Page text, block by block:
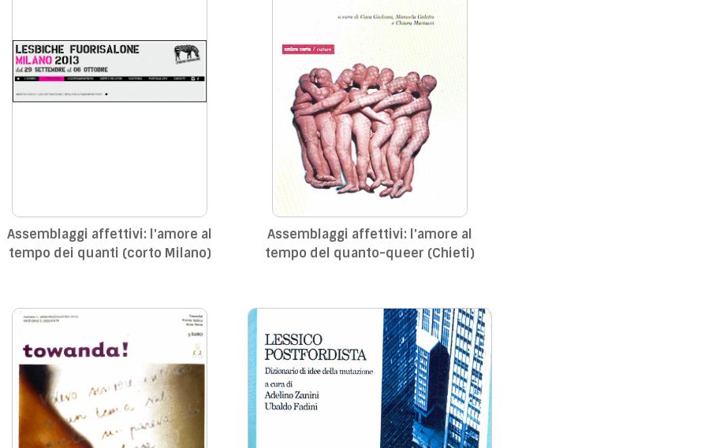
Assemblaggi affettivi: l'amore al
tempo dei quanti (corto Milano)
Assemblaggi affettivi: l'amore al
tempo del quanto-queer (Chieti)